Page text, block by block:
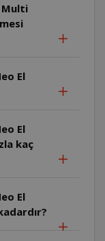
Multi
El
El
kaç
El